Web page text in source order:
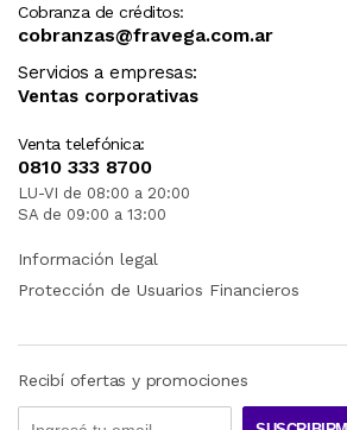
Cobranza de créditos:
cobranzas@fravega.com.ar
Servicios a empresas:
Ventas corporativas
Venta telefónica:
0810 333 8700
LU-VI de 08:00 a 20:00
SA de 09:00 a 13:00
Información legal
Protección de Usuarios Financieros
Recibí ofertas y promociones